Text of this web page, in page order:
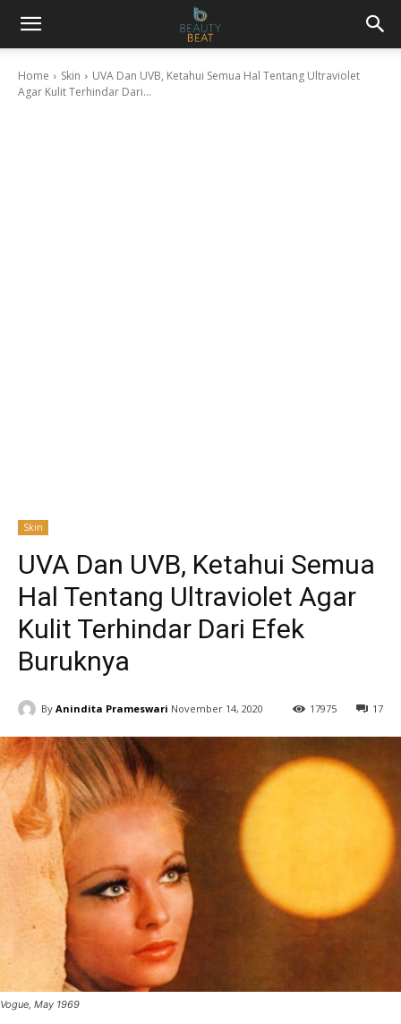
Home Skin
UVA Dan UVB, Ketahui Semua Hal Tentang Ultraviolet
Agar Kulit Terhindar Dari...
Skin
UVA Dan UVB, Ketahui Semua
Hal Tentang Ultraviolet Agar
Kulit Terhindar Dari Efek
Buruknya
By Anindita Prameswari November 14, 2020 17
17975
Vogue, May 1969